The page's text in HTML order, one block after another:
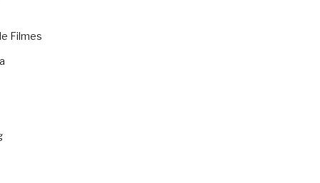
Filmes